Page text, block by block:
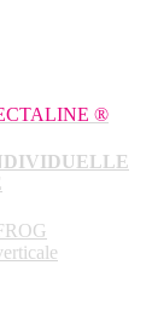
®